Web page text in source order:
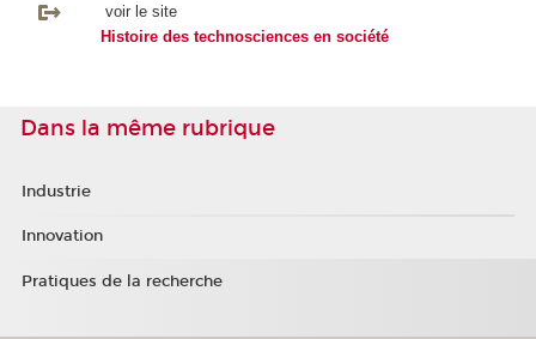
voir le site
Histoire des technosciences en société
Dans la même rubrique
Industrie
Innovation
Pratiques de la recherche